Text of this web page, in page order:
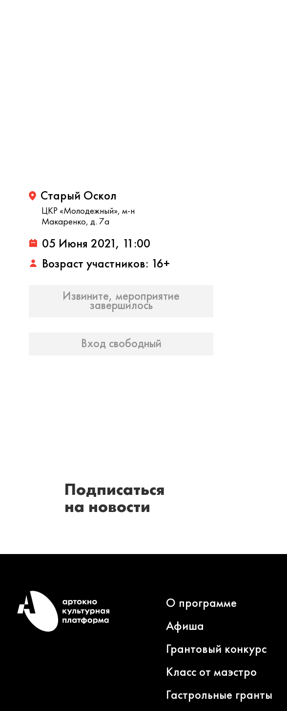
Старый Оскол
ЦКР «Молодежный», м-н
Макаренко, д. 7а
05 Июня 2021, 11:00
Возраст участников: 16+
Извините, мероприятие
завершилось
Вход свободный
Подписаться
на новости
О программе
Афиша
Грантовый конкурс
Класс от маэстро
Гастрольные гранты